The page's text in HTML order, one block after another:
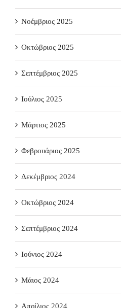
Νοέμβριος 2025
Οκτώβριος 2025
Σεπτέμβριος 2025
Ιούλιος 2025
Μάρτιος 2025
Φεβρουάριος 2025
Δεκέμβριος 2024
Οκτώβριος 2024
Σεπτέμβριος 2024
Ιούνιος 2024
Μάιος 2024
Απρίλιος 2024